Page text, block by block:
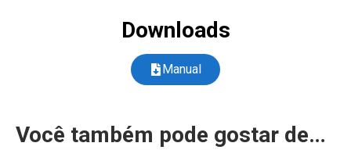
Downloads
Manual
Você também pode gostar de…